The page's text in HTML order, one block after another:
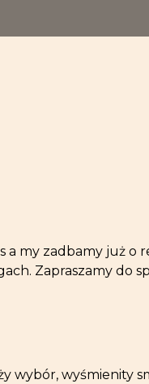
my zadbamy już o
Zapraszamy do
wybór, wyśmienity